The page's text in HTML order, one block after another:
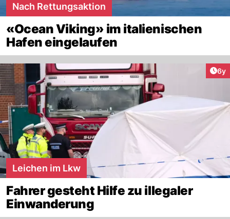
Nach Rettungsaktion
«Ocean Viking» im italienischen
Hafen eingelaufen
6y
Leichen im Lkw
Fahrer gesteht Hilfe zu illegaler
Einwanderung